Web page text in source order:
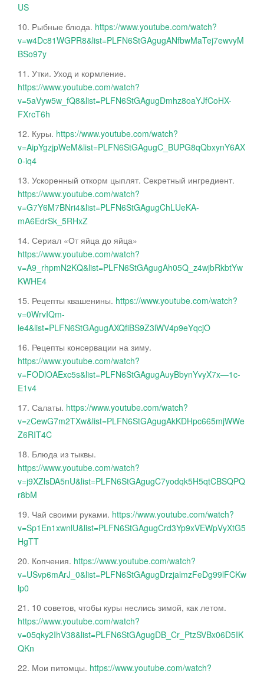
US
10. Рыбные блюда. https://www.youtube.com/watch?
v=w4Dc81WGPR8&list=PLFN6StGAgugANfbwMaTej7ewvyM
BSo97y
11. Утки. Уход и кормление.
https://www.youtube.com/watch?
v=5aVyw5w_fQ8&list=PLFN6StGAgugDmhz8oaYJfCoHX-
FXrcT6h
12. Куры. https://www.youtube.com/watch?
v=AipYgzjpWeM&list=PLFN6StGAgugC_BUPG8qQbxynY6AX
0-iq4
13. Ускоренный откорм цыплят. Секретный ингредиент.
https://www.youtube.com/watch?
v=G7Y6M7BNri4&list=PLFN6StGAgugChLUeKA-
mA6EdrSk_5RHxZ
14. Сериал «От яйца до яйца»
https://www.youtube.com/watch?
v=A9_rhpmN2KQ&list=PLFN6StGAgugAh05Q_z4wjbRkbtYw
KWHE4
15. Рецепты квашенины. https://www.youtube.com/watch?
v=0WrvIQm-
le4&list=PLFN6StGAgugAXQfiBS9Z3lWV4p9eYqcjO
16. Рецепты консервации на зиму.
https://www.youtube.com/watch?
v=FODlOAExc5s&list=PLFN6StGAgugAuyBbynYvyX7x—1c-
E1v4
17. Салаты. https://www.youtube.com/watch?
v=zCewG7m2TXw&list=PLFN6StGAgugAkKDHpc665mjWWe
Z6RIT4C
18. Блюда из тыквы.
https://www.youtube.com/watch?
v=j9XZlsDA5nU&list=PLFN6StGAgugC7yodqk5H5qtCBSQPQ
r8bM
19. Чай своими руками. https://www.youtube.com/watch?
v=Sp1En1xwnlU&list=PLFN6StGAgugCrd3Yp9xVEWpVyXtG5
HgTT
20. Копчения. https://www.youtube.com/watch?
v=USvp6mArJ_0&list=PLFN6StGAgugDrzjalmzFeDg99lFCKw
lp0
21. 10 советов, чтобы куры неслись зимой, как летом.
https://www.youtube.com/watch?
v=05qky2IhV38&list=PLFN6StGAgugDB_Cr_PtzSVBx06D5IK
QKn
22. Мои питомцы. https://www.youtube.com/watch?